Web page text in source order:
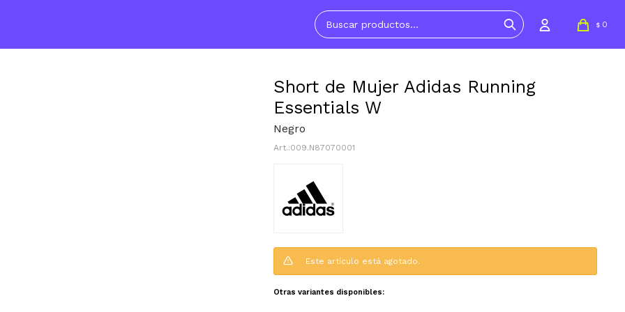
$ 0
Short de Mujer Adidas Running
Essentials W
Negro
009.N87070001
Este artículo está agotado.
Otras variantes disponibles: